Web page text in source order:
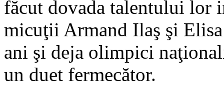
făcut dovada talentului lor
micuţii Armand Ilaş şi
ani şi deja olimpici
un duet fermecător.